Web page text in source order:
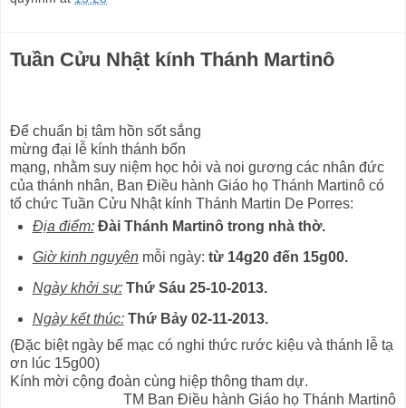
Tuần Cửu Nhật kính Thánh Martinô
Để chuẩn bị tâm hồn sốt sắng
mừng đại lễ kính thánh bổn
mạng, nhằm suy niệm học hỏi và noi gương các nhân đức
của thánh nhân, Ban Điều hành Giáo họ Thánh Martinô có
tổ chức Tuần Cửu Nhật kính Thánh Martin De Porres:
Địa điểm: Đài Thánh Martinô trong nhà thờ.
Giờ kinh nguyệnmỗi ngày: từ 14g20 đến 15g00.
Ngày khởi sự: Thứ Sáu 25-10-2013.
Ngày kết thúc: Thứ Bảy 02-11-2013.
(Đặc biệt ngày bế mạc có nghi thức rước kiệu và thánh lễ tạ
ơn lúc 15g00)
Kính mời cộng đoàn cùng hiệp thông tham dự.
TM Ban Điều hành Giáo họ Thánh Martinô